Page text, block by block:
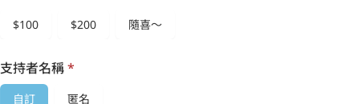
$100 $200 隨喜～
支持者名稱*
自訂 匿名